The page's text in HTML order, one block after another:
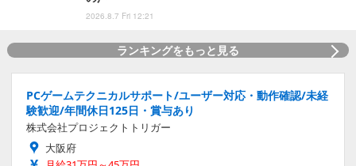
2026.8.7 Fri 12:21
ランキングをもっと見る
PCゲームテクニカルサポート/ユーザー対応・動作確認/未経
験歓迎/年間休日125日・賞与あり
株式会社プロジェクトトリガー
大阪府